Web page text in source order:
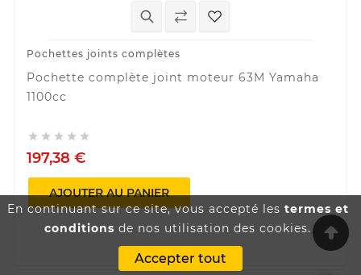
En continuant sur ce site, vous accepté les termes et
conditions de nos utilisation des cookies.
Accepter tout
Pochettes joints complètes
Pochette complète joint moteur 63M Yamaha
1100cc
    
197,38 €
AJOUTER AU PANIER